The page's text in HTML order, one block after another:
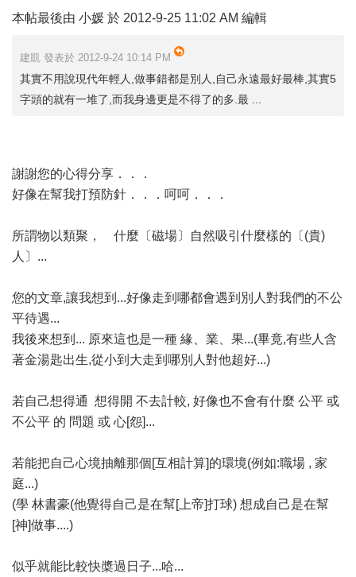
本帖最後由 小媛 於 2012-9-25 11:02 AM 編輯
建凱 發表於 2012-9-24 10:14 PM
其實不用說現代年輕人,做事錯都是別人,自己永遠最好最棒,其實5
字頭的就有一堆了,而我身邊更是不得了的多.最 ...
謝謝您的心得分享．．．
好像在幫我打預防針．．．呵呵．．．
所謂物以類聚， 什麼〔磁場〕自然吸引什麼樣的〔(貴)
人〕...
您的文章,讓我想到...好像走到哪都會遇到別人對我們的不公
平待遇...
我後來想到... 原來這也是一種 緣、業、果...(畢竟,有些人含
著金湯匙出生,從小到大走到哪別人對他超好...)
若自己想得通 想得開 不去計較, 好像也不會有什麼 公平 或
不公平 的 問題 或 心[怨]...
若能把自己心境抽離那個[互相計算]的環境(例如:職場 , 家
庭...)
(學 林書豪(他覺得自己是在幫[上帝]打球) 想成自己是在幫
[神]做事....)
似乎就能比較快槳過日子...哈...